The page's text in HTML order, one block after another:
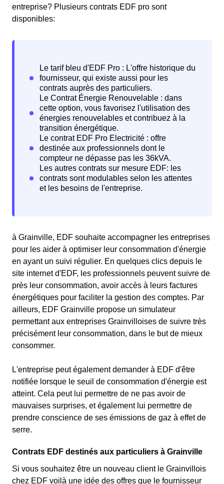
entreprise? Plusieurs contrats EDF pro sont
disponibles:
à Grainville, EDF souhaite accompagner les entreprises
pour les aider à optimiser leur consommation d'énergie
en ayant un suivi régulier. En quelques clics depuis le
site internet d'EDF, les professionnels peuvent suivre de
près leur consommation, avoir accès à leurs factures
énergétiques pour faciliter la gestion des comptes. Par
ailleurs, EDF Grainville propose un simulateur
permettant aux entreprises Grainvilloises de suivre très
précisément leur consommation, dans le but de mieux
consommer.
L'entreprise peut également demander à EDF d'être
notifiée lorsque le seuil de consommation d'énergie est
atteint. Cela peut lui permettre de ne pas avoir de
mauvaises surprises, et également lui permettre de
prendre conscience de ses émissions de gaz à effet de
serre.
Contrats EDF destinés aux particuliers à Grainville
Si vous souhaitez être un nouveau client le Grainvillois
chez EDF voilà une idée des offres que le fournisseur